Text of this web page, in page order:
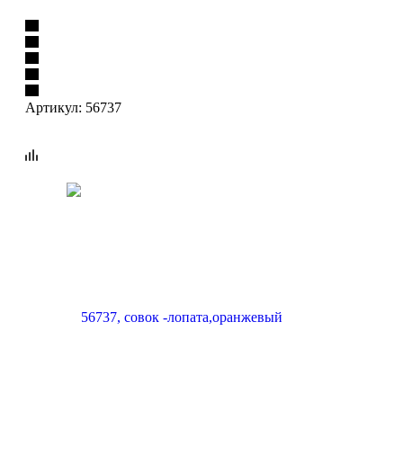
Артикул: 56737